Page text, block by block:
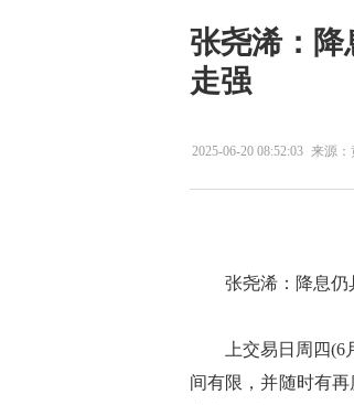
张尧浠：降
走强
2025-06-20 08:52:03 来源：
专栏
张尧浠：降息仍
上交易日周四(6月
间有限，并随时有